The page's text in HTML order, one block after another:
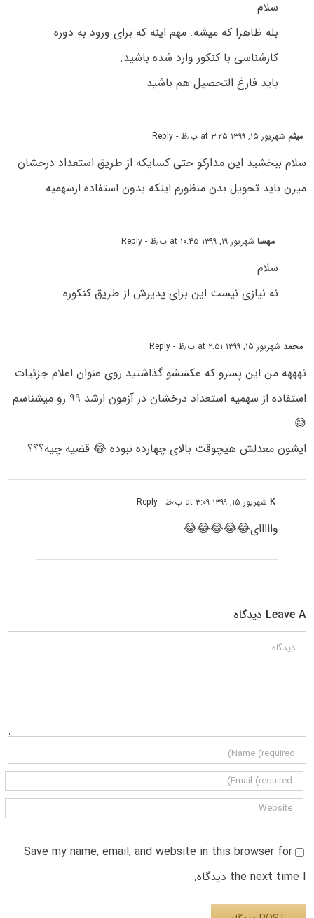
سلام
بله ظاهرا که میشه. مهم اینه که برای ورود به دوره
کارشناسی با کنکور وارد شده باشید.
باید فارغ التحصیل هم باشید
میثم شهریور ۱۵, ۱۳۹۹ at ۳:۲۵ ب٫ظ - Reply
سلام ببخشید این مدارکو حتی کسایکه از طریق استعداد درخشان
میرن باید تحویل بدن منظورم اینکه بدون استفاده ازسهمیه
مهساشهریور ۱۹, ۱۳۹۹ at ۱۰:۴۵ ب٫ظ - Reply
سلام
نه نیازی نیست این برای پذیرش از طریق کنکوره
محمدشهریور ۱۵, ۱۳۹۹ at ۲:۵۱ ب٫ظ - Reply
ئهههه من این پسرو که عکسشو گذاشتید روی عنوان اعلام جزئیات
استفاده از سهمیه استعداد درخشان در آزمون ارشد ۹۹ رو میشناسم
😅
ایشون معدلش هیچوقت بالای چهارده نبوده 😂 قضیه چیه؟؟؟
Kشهریور ۱۵, ۱۳۹۹ at ۳:۰۹ ب٫ظ - Reply
وااااای😂😂😂😂😂
Leave A دیدگاه
دیدگاه
Save my name, email, and website in this browser for
the next time I دیدگاه.